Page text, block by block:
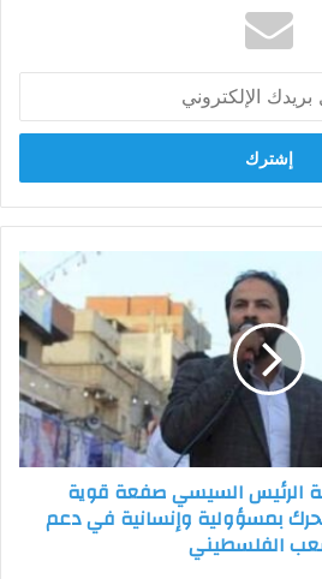
الرئيس السيسي صفعة قوية
بمسؤولية وإنسانية في دعم
الفلسطيني